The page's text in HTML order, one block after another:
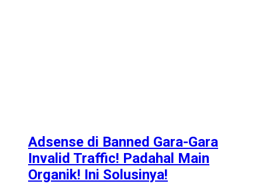
Adsense di Banned Gara-Gara
Invalid Traffic! Padahal Main
Organik! Ini Solusinya!